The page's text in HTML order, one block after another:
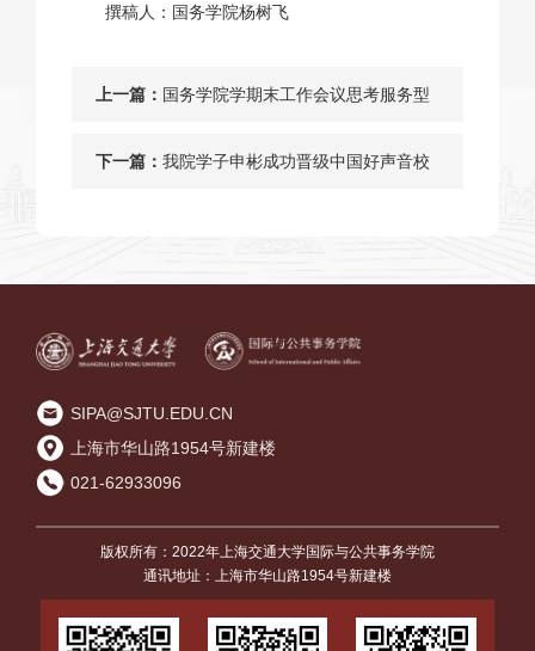
撰稿人：国务学院杨树飞
上一篇： 国务学院学期末工作会议思考服务型
基层党组织建设
下一篇： 我院学子申彬成功晋级中国好声音校
SIPA@SJTU.EDU.CN
上海市华山路1954号新建楼
021-62933096
版权所有：2022年上海交通大学国际与公共事务学院
通讯地址：上海市华山路1954号新建楼